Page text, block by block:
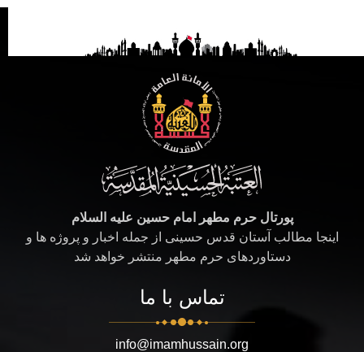
پورتال حرم مطهر امام حسین علیه السلام
اینجا مطالب آستان قدس حسینی از جمله اخبار و پروژه ها و
دستاوردهای حرم مطهر منتشر خواهد شد
تماس با ما
info@imamhussain.org